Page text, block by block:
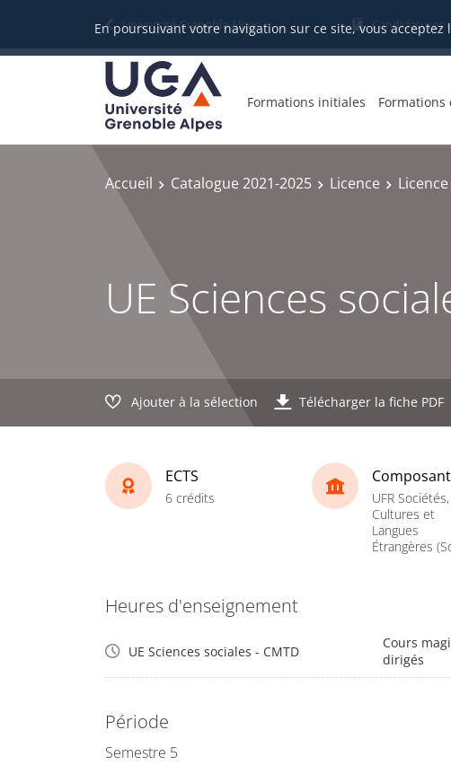
En poursuivant votre navigation sur ce site, vous
Université Grenoble Alpes Candidatures
Formations initiales Formations
Accueil Catalogue 2021-2025 Licence
UE Sciences
Ajouter à la sélection Télécharger la fiche PDF
ECTS
6 crédits
UFR Sociétés,
Cultures et
Langues
Étrangères
Heures d'enseignement
UE Sciences sociales - CMTD
Cours
dirigés
Période
Semestre 5